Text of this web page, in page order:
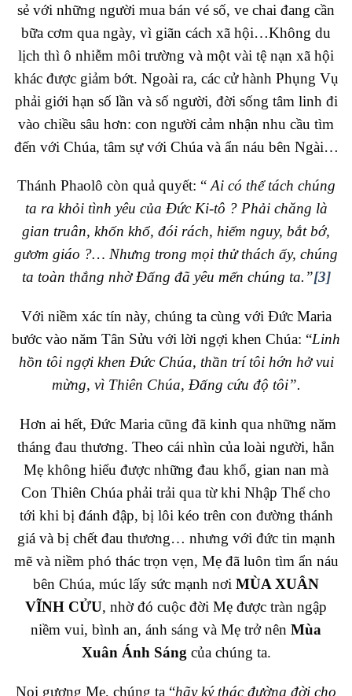
sẻ với những người mua bán vé số, ve chai đang cần
bữa cơm qua ngày, vì giãn cách xã hội…Không du
lịch thì ô nhiễm môi trường và một vài tệ nạn xã hội
khác được giảm bớt. Ngoài ra, các cử hành Phụng Vụ
phải giới hạn số lần và số người, đời sống tâm linh đi
vào chiều sâu hơn: con người cảm nhận nhu cầu tìm
đến với Chúa, tâm sự với Chúa và ẩn náu bên Ngài…
Thánh Phaolô còn quả quyết: “Ai có thể tách chúng
ta ra khỏi tình yêu của Đức Ki-tô ? Phải chăng là
gian truân, khốn khổ, đói rách, hiểm nguy, bắt bớ,
gươm giáo ?… Nhưng trong mọi thử thách ấy, chúng
ta toàn thắng nhờ Đấng đã yêu mến chúng ta.”[3]
Với niềm xác tín này, chúng ta cùng với Đức Maria
bước vào năm Tân Sửu với lời ngợi khen Chúa: “Linh
hồn tôi ngợi khen Đức Chúa, thần trí tôi hớn hở vui
mừng, vì Thiên Chúa, Đấng cứu độ tôi”.
Hơn ai hết, Đức Maria cũng đã kinh qua những năm
tháng đau thương. Theo cái nhìn của loài người, hẳn
Mẹ không hiểu được những đau khổ, gian nan mà
Con Thiên Chúa phải trải qua từ khi Nhập Thể cho
tới khi bị đánh đập, bị lôi kéo trên con đường thánh
giá và bị chết đau thương… nhưng với đức tin mạnh
mẽ và niềm phó thác trọn vẹn, Mẹ đã luôn tìm ẩn náu
bên Chúa, múc lấy sức mạnh nơi MÙA XUÂN
VĨNH CỬU, nhờ đó cuộc đời Mẹ được tràn ngập
niềm vui, bình an, ánh sáng và Mẹ trở nên Mùa
Xuân Ánh Sáng của chúng ta.
Noi gương Mẹ, chúng ta “hãy ký thác đường đời cho